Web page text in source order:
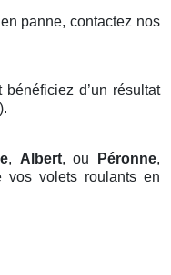
panne, contactez nos
bénéficiez d’un résultat
, Albert, ou Péronne,
vos volets roulants en